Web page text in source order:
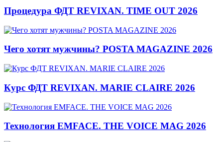
Процедура ФДТ REVIXAN. TIME OUT 2026
Чего хотят мужчины? POSTA MAGAZINE 2026
Курс ФДТ REVIXAN. MARIE CLAIRE 2026
Технология EMFACE. THE VOICE MAG 2026